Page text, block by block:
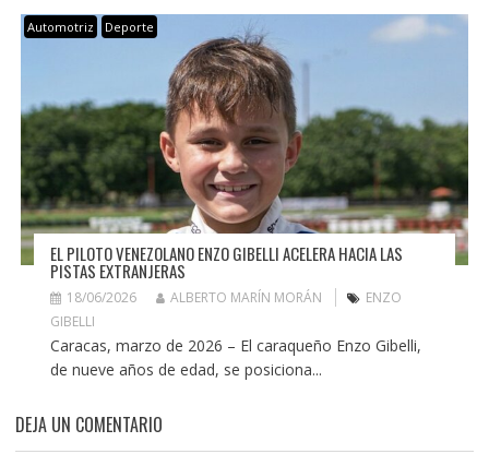
Automotriz Deporte
EL PILOTO VENEZOLANO ENZO GIBELLI ACELERA HACIA LAS
PISTAS EXTRANJERAS
18/06/2026 ALBERTO MARÍN MORÁN
ENZO
GIBELLI
Caracas, marzo de 2026 – El caraqueño Enzo Gibelli,
de nueve años de edad, se posiciona...
DEJA UN COMENTARIO